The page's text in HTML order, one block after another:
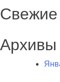
Свежие
Архивы